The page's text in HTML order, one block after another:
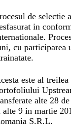
de selectie
in
cu participarea
este al
alte 28
alte 9 in martie
S.R.L.